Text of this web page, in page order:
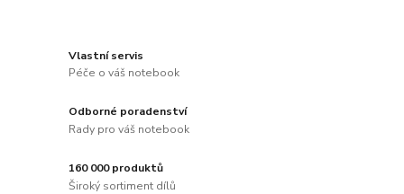
Vlastní servis
Péče o váš notebook
Odborné poradenství
Rady pro váš notebook
160 000 produktů
Široký sortiment dílů